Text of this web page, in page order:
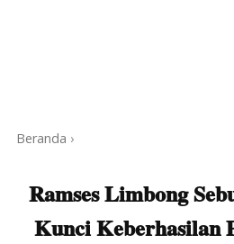
Beranda ›
Ramses Limbong
Kunci Keberhasilan